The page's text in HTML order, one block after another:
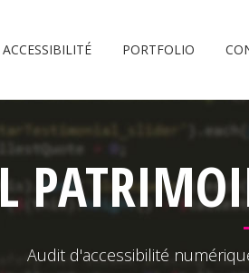
ACCESSIBILITÉ PORTFOLIO
Audit d'accessibilité